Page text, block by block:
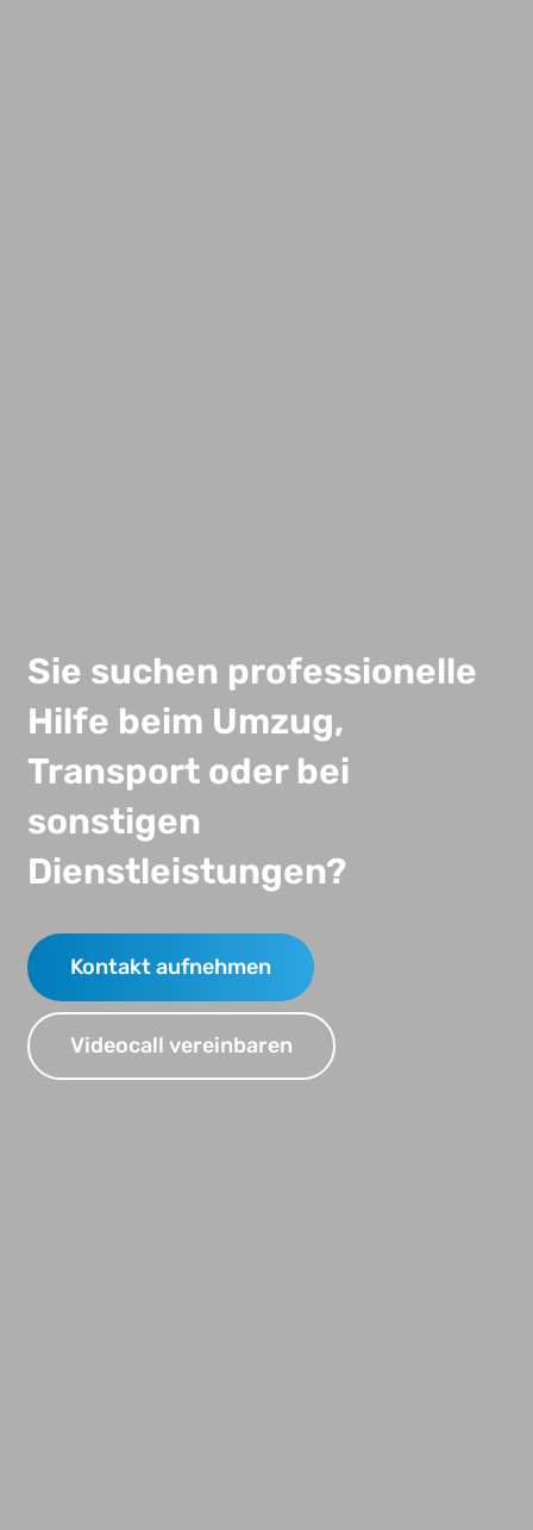
Sie suchen professionelle
Hilfe beim Umzug,
Transport oder bei
sonstigen
Dienstleistungen?
Kontakt aufnehmen
Videocall vereinbaren